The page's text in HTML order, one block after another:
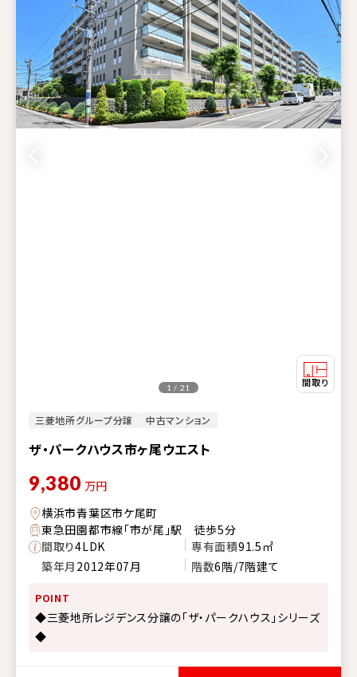
三菱地所グループ分譲 中古マンション
ザ・パークハウス市ヶ尾ウエスト
1 / 21
9,380 万円
横浜市青葉区市ケ尾町
東急田園都市線「市が尾」駅 徒歩5分
間取り4LDK 専有面積91.5㎡
築年月 2012年07月 階数6階/7階建て
POINT
◆三菱地所レジデンス分譲の「ザ・パークハウス」シリーズ
◆